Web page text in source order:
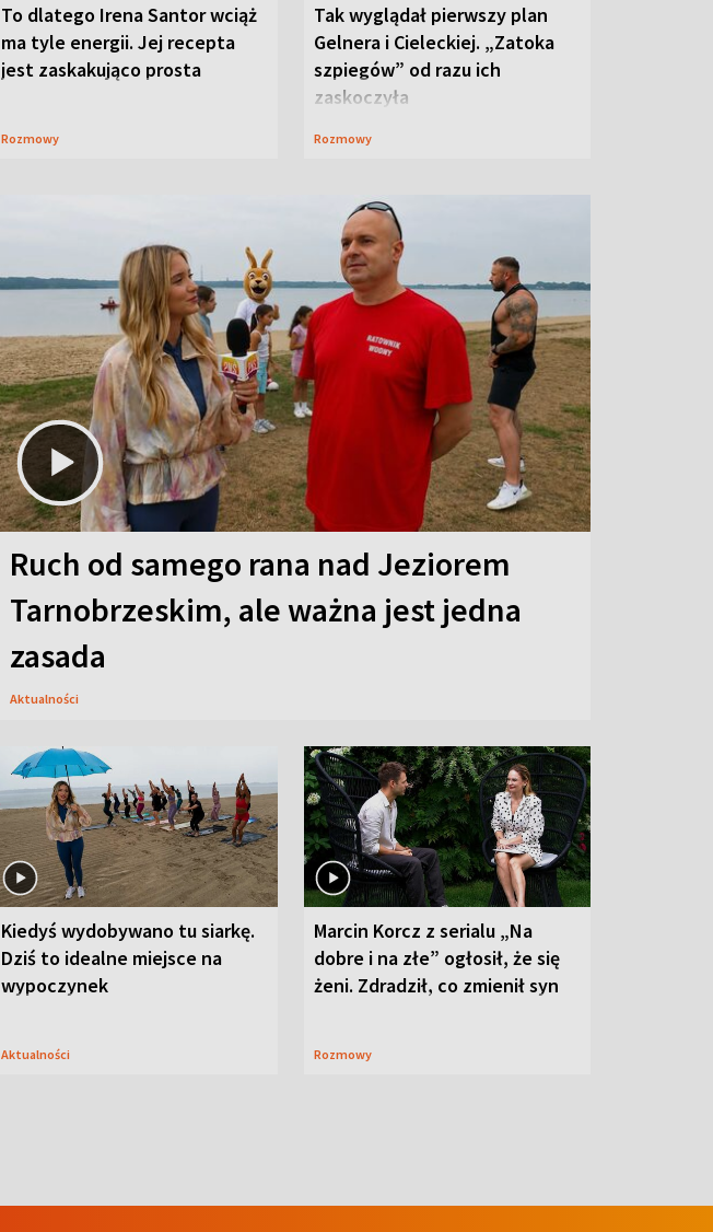
To dlatego Irena Santor wciąż
ma tyle energii. Jej recepta
jest zaskakująco prosta
Rozmowy
Tak wyglądał pierwszy plan
Gelnera i Cieleckiej. „Zatoka
szpiegów” od razu ich
zaskoczyła
Rozmowy
Ruch od samego rana nad Jeziorem
Tarnobrzeskim, ale ważna jest jedna
zasada
Aktualności
Kiedyś wydobywano tu siarkę.
Dziś to idealne miejsce na
wypoczynek
Aktualności
Marcin Korcz z serialu „Na
dobre i na złe” ogłosił, że się
żeni. Zdradził, co zmienił syn
Rozmowy